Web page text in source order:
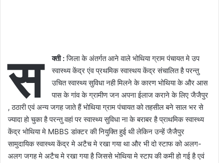
स क्ती :जिला के अंतर्गत आने वाले भोथिया ग्राम पंचायत मे उप
स्वास्थ्य केंद्र एंव प्रथमिक स्वास्थय केंद्र संचालित है परन्तु
उचित स्वास्थ्य सुविधा नही मिलने के कारण भोथिया के और आस
पास के गांव के ग्रामीण जन अपना ईलाज कराने के लिए जैजैपुर
, ठठारी एवं अन्य जगह जाते हैं भोथिया ग्राम पंचायत को तहसील बने साल भर से
ज्यादा हो चुका है परन्तु वहां पर स्वास्थ्य सुविधा ना के बराबर है प्राथमिक स्वास्थ्य
केंद्र भोथिया मे MBBS डांक्टर की नियुक्ति हुई थी लेकिन उन्हें जैजैपुर
सामुदायिक स्वास्थ्य केंद्र मे अटैच मे रखा गया था और भी दो स्टाफ को अलग-
अलग जगह मे अटैच मे रखा गया है जिससे भोथिया मे स्टाप की कमी हो गई है एवं